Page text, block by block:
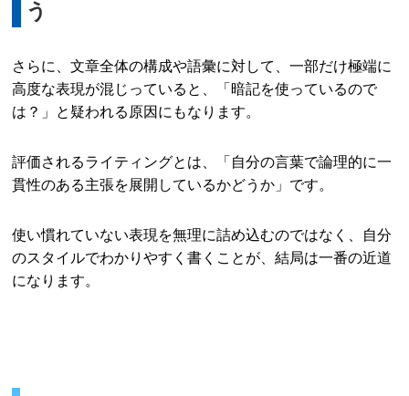
う
さらに、文章全体の構成や語彙に対して、一部だけ極端に
高度な表現が混じっていると、「暗記を使っているので
は？」と疑われる原因にもなります。
評価されるライティングとは、「自分の言葉で論理的に一
貫性のある主張を展開しているかどうか」です。
使い慣れていない表現を無理に詰め込むのではなく、自分
のスタイルでわかりやすく書くことが、結局は一番の近道
になります。